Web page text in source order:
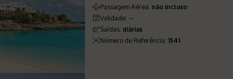
Passagem Aérea: não incluso
Validade: --
Saídas: diárias
Número de Referência:1541